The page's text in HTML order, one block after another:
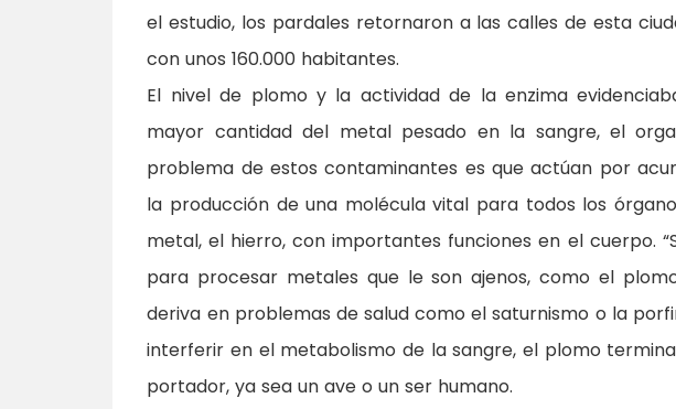
el estudio, los pardales retornaron a las calles de esta
con unos 160.000 habitantes.
El nivel de plomo y la actividad de la enzima
mayor cantidad del metal pesado en la sangre, el
problema de estos contaminantes es que actúan por
la producción de una molécula vital para todos los
metal, el hierro, con importantes funciones en el cuerpo.
para procesar metales que le son ajenos, como el
deriva en problemas de salud como el saturnismo o la
interferir en el metabolismo de la sangre, el plomo
portador, ya sea un ave o un ser humano.